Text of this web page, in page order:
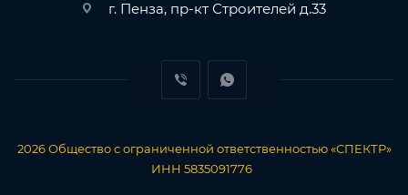
г. Пенза, пр-кт Строителей д.33
2026 Общество с ограниченной ответственностью «СПЕКТР»
ИНН 5835091776